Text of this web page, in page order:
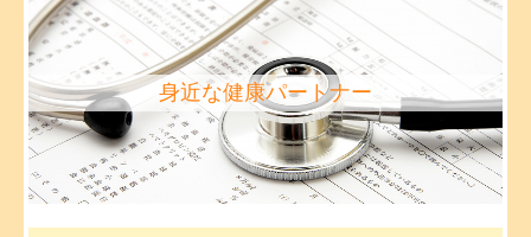
身近な健康パートナー